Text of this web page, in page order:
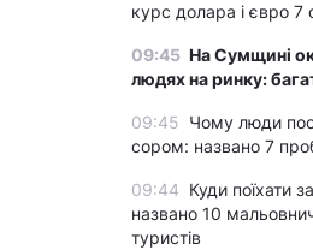
курс долара і євро 7
09:45 На Сумщині
людях на ринку:
09:45 Чому люди
сором: названо 7
09:44 Куди поїхати
названо 10
туристів